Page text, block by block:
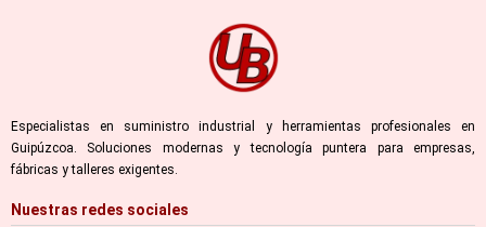
Especialistas en suministro industrial y herramientas profesionales en
Guipúzcoa. Soluciones modernas y tecnología puntera para empresas,
fábricas y talleres exigentes.
Nuestras redes sociales